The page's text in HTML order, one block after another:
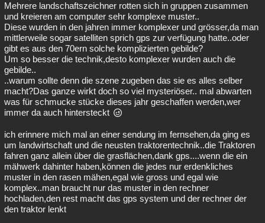
Mehrere landschaftszeichner rotten sich in gruppen zusammen
und kreieren am computer sehr komplexe muster..
Diese wurden in den jahren immer komplexer und grösser,da man
mittlerweile sogar satelliten sprich gps zur verfügung hatte..oder
gibt es aus den 70ern solche komplizierten gebilde?
Um so besser die technik,desto komplexer wurden auch die
gebilde..
..warum sollte denn die szene zugeben das sie es alles selber
macht?Das ganze wirkt doch so viel mysteriöser.. mal abwarten
was für schmucke stücke dieses jahr geschaffen werden,wer
immer da auch hintersteckt
ich erinnere mich mal an einer sendung im fernsehen,da ging es
um landwirtschaft und die neusten traktorentechnik..die Traktoren
fahren ganz allein über die grasflächen,dank gps....wenn die ein
mähwerk dahinter haben,können die jedes nur erdenkliches
muster in den rasen mähen,egal wie gross und egal wie
komplex..man braucht nur das muster in den rechner
hochladen,den rest macht das gps system und der rechner der
den traktor lenkt